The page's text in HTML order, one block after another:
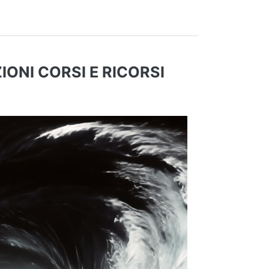
CORSI E RICORSI